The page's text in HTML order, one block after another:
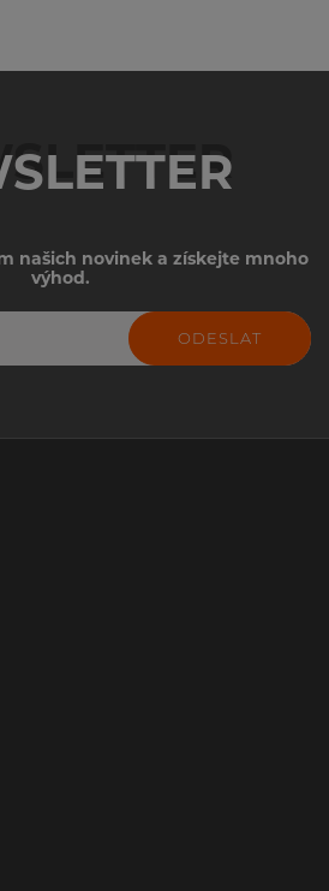
našich novinek a získejte mnoho
výhod.
ODESLAT